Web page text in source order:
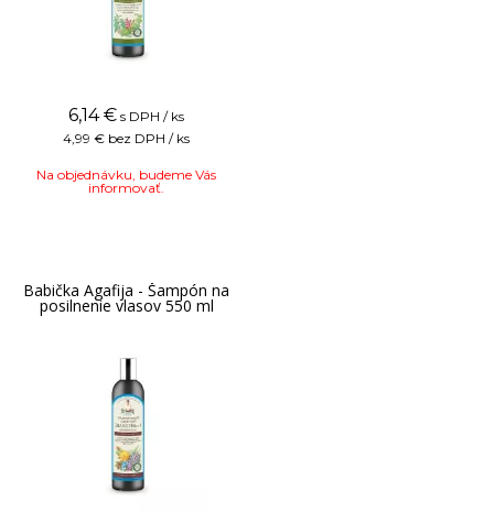
6,14 € s DPH / ks
4,99 € bez DPH / ks
Na objednávku, budeme Vás
informovať.
Babička Agafija - Šampón na
posilnenie vlasov 550 ml